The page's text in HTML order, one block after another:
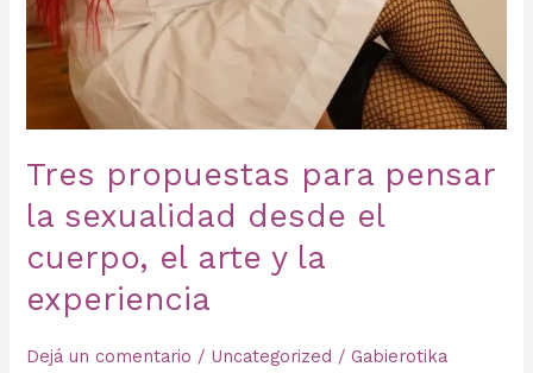
Tres propuestas para pensar
la sexualidad desde el
cuerpo, el arte y la
experiencia
Dejá un comentario / Uncategorized /Gabierotika